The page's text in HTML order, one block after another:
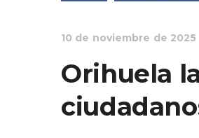
10 de noviembre de 2025
Orihuela